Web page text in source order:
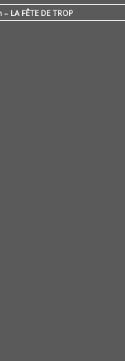
LA FÊTE DE TROP